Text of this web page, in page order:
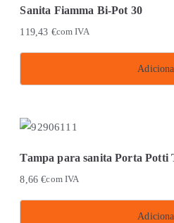
Sanita Fiamma Bi-Pot 30
119,43 €com IVA
Tampa para sanita Porta Potti
8,66€com IVA